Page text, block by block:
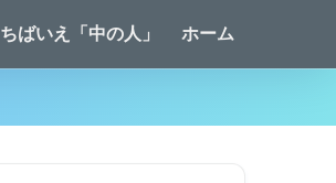
ちばいえ「中の人」 ホーム